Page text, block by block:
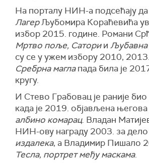
На порталу НИН-а подсећају да
ЛагерЉубомира Кораћевића
избор 2015. године. Романи
Мртво поље, Сатории Љубавна
су се у ужем избору 2010,
Сребрна маглапада била је
кругу.
И Стево Грабовац је раније
када је 2019. објављена
албино комарац. Владан
НИН-ову награду 2003. за дело
издалека, а Владимир Пишало
Тесла, портрет међу маскама.